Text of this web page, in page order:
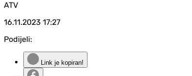
ATV
16.11.2023 17:27
Podijeli:
Link je kopiran!